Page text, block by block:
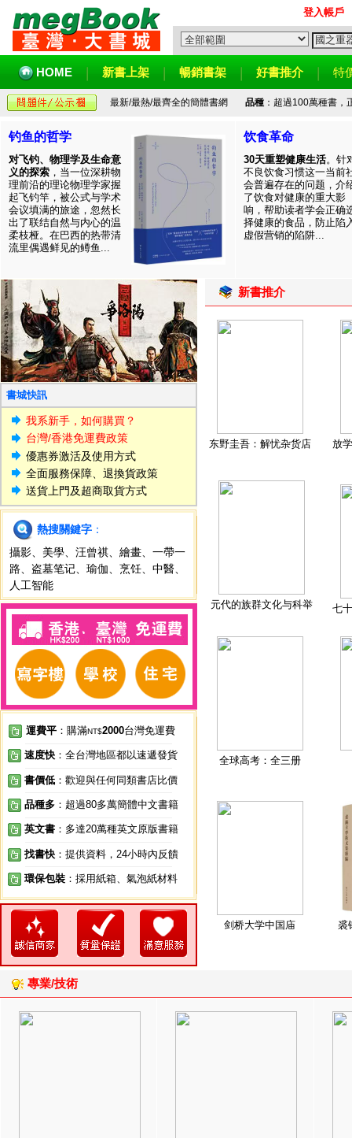
登入帳戶
HOME 新書上架 暢銷書架 好書推介 特
最新/最熱/最齊全的簡體書網 品種：超過100萬種書，
钓鱼的哲学
对飞钓、物理学及生命意
义的探索 ，当一位深耕物
理前沿的理论物理学家握
起飞钓竿，被公式与学术
会议填满的旅途，忽然长
出了联结自然与内心的温
柔枝桠。在巴西的热带清
流里偶遇鲜见的鳟鱼...
饮食革命
30天重塑健康生活。针
不良饮食习惯这一当前
会普遍存在的问题，介
了饮食对健康的重大影
响，帮助读者学会正确
择健康的食品，防止陷
虚假营销的陷阱...
書城快訊
我系新手，如何購買？
台灣/香港免運費政策
優惠券激活及使用方式
全面服務保障、退換貨政策
送貨上門及超商取貨方式
熱搜關鍵字 ：
攝影
美學 汪曾祺 繪畫
一帶一
路
盗墓笔记 瑜伽 烹饪 中醫
人工智能
運費平 ：購滿NT$2000台灣免運費
速度快 ：全台灣地區都以速遞發貨
書價低 ：歡迎與任何同類書店比價
品種多 ：超過80多萬簡體中文書籍
英文書 ：多達20萬種英文原版書籍
找書快 ：提供資料，24小時內反饋
環保包裝 ：採用紙箱、氣泡紙材料
新書推介
东野圭吾：解忧杂货店 放
元代的族群文化与科举 七
全球高考：全三册
剑桥大学中国庙 裘
專業/技術